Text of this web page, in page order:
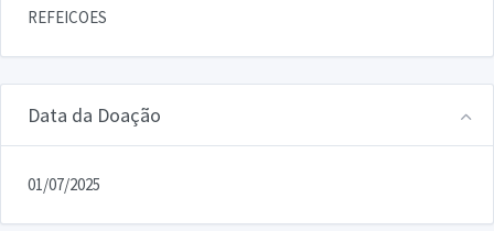
REFEICOES
Data da Doação
01/07/2025